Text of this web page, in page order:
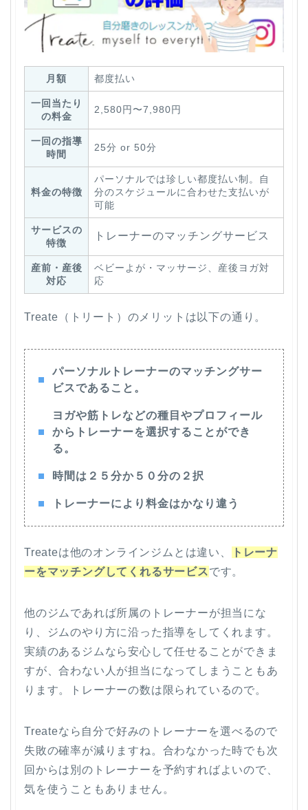
月額 都度払い
一回当たり
の料金
2,580円〜7,980円
一回の指導
時間
25分 or 50分
料金の特徴
パーソナルでは珍しい都度払い制。自
分のスケジュールに合わせた支払いが
可能
サービスの
特徴
トレーナーのマッチングサービス
産前・産後
対応
ベビーよが・マッサージ、産後ヨガ対
応
Treate（トリート）のメリットは以下の通り。
パーソナルトレーナーのマッチングサー
ビスであること。
ヨガや筋トレなどの種目やプロフィール
からトレーナーを選択することができ
る。
時間は２５分か５０分の２択
トレーナーにより料金はかなり違う
Treateは他のオンラインジムとは違い、
トレーナ
ーをマッチングしてくれるサービスです。
他のジムであれば所属のトレーナーが担当にな
り、ジムのやり方に沿った指導をしてくれます。
実績のあるジムなら安心して任せることができま
すが、合わない人が担当になってしまうこともあ
ります。トレーナーの数は限られているので。
Treateなら自分で好みのトレーナーを選べるので
失敗の確率が減りますね。合わなかった時でも次
回からは別のトレーナーを予約すればよいので、
気を使うこともありません。